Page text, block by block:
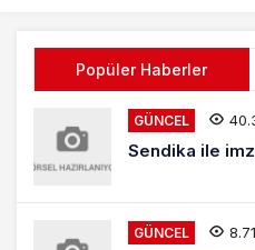
Popüler Haberler
GÜNCEL
Sendika ile
GÜNCEL